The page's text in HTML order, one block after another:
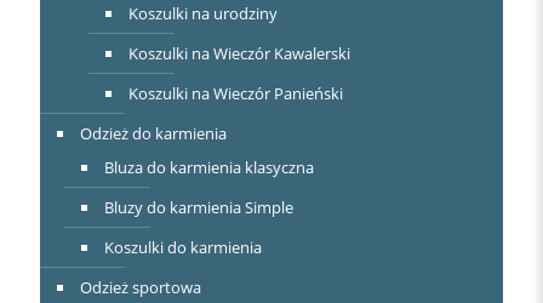
Koszulki na urodziny
Koszulki na Wieczór Kawalerski
Koszulki na Wieczór Panieński
Odzież do karmienia
Bluza do karmienia klasyczna
Bluzy do karmienia Simple
Koszulki do karmienia
Odzież sportowa